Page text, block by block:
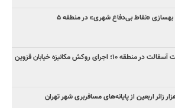
«نقاط بی‌دفاع شهری» در منطقه ۵
۱۰؛ اجرای روکش مکانیزه خیابان قزوین